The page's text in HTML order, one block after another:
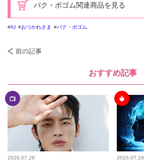
パク・ボゴム関連商品を見る
IU おつかれさま パク・ボゴム
前の記事
おすすめ記事
2026.07.28 2026.07.28